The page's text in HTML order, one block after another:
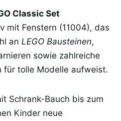
Classic Set
mit Fenstern (11004), das
an LEGO Bausteinen,
sowie zahlreiche
für tolle Modelle aufweist.
Schrank-Bauch bis zum
Kinder neue